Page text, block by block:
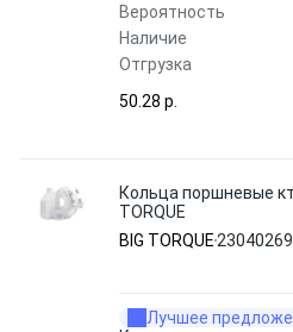
Вероятность
Наличие
Отгрузка
50.28 p.
Кольца поршневые
TORQUE
BIG TORQUE
Лучшее